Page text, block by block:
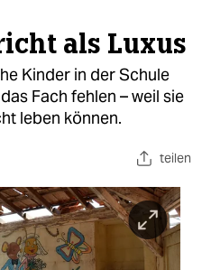
als Luxus
Kinder in der Schule
Fach fehlen – weil sie
leben können.
teilen